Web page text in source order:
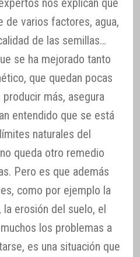
de varios factores, agua,
de las semillas…
se ha mejorado tanto
que quedan pocas
más, asegura
entendido que se está
naturales del
queda otro remedio
Pero es que además
como por ejemplo la
erosión del suelo, el
los problemas a
es una situación que